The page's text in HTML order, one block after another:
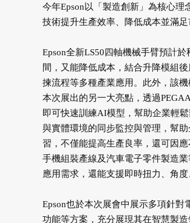
今年Epson以「製造創新」為核心
技術提升生產效率、降低成本並滿足
Epson全新LS50四軸機械手臂預計
間，又能降低成本，結合升降模組
揀流程等多種產業應用。此外，該
本次展出的另一大亮點，透過
即可快速訓練AI模型，幫助企業輕
與實體環境的同步監控與管理，幫
習，不僅能提高生產良率，還可因
手機組裝產線及汽車電子零件製造
應用需求，還能支援即時扭力、角
Epson也於本次展會中展示多項針
功能等方案，充分展現其在智慧製